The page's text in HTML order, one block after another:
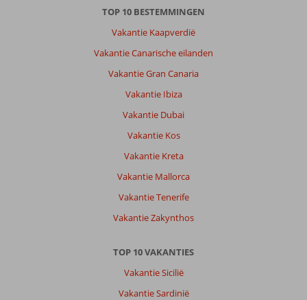
TOP 10 BESTEMMINGEN
Vakantie Kaapverdië
Vakantie Canarische eilanden
Vakantie Gran Canaria
Vakantie Ibiza
Vakantie Dubai
Vakantie Kos
Vakantie Kreta
Vakantie Mallorca
Vakantie Tenerife
Vakantie Zakynthos
TOP 10 VAKANTIES
Vakantie Sicilië
Vakantie Sardinië